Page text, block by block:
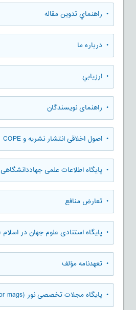
• راهنماي تدوين مقاله
• درباره ما
• ارزيابي
• راهنمای نویسندگان
• اصول اخلاقی انتشار نشریه و COPE
• پایگاه اطلاعات علمی جهاددانشگاهی (SID)
• تعارض منافع
• پایگاه استنادی علوم جهان در اسلام (ISC)
• تعهدنامه مؤلف
• پایگاه مجلات تخصصی نور (noor mags)